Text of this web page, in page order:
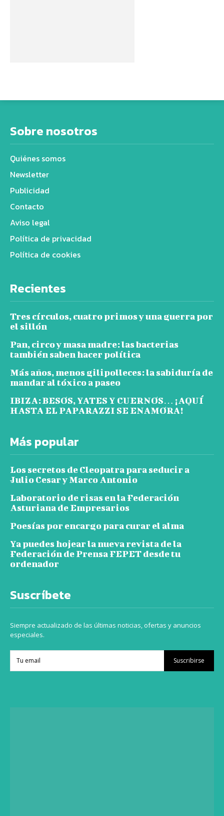
Sobre nosotros
Quiénes somos
Newsletter
Publicidad
Contacto
Aviso legal
Política de privacidad
Política de cookies
Recientes
Tres círculos, cuatro primos y una guerra por
el sillón
Pan, circo y masa madre: las bacterias
también saben hacer política
Más años, menos gilipolleces: la sabiduría de
mandar al tóxico a paseo
IBIZA: BESOS, YATES Y CUERNOS… ¡AQUÍ
HASTA EL PAPARAZZI SE ENAMORA!
Más popular
Los secretos de Cleopatra para seducir a
Julio Cesar y Marco Antonio
Laboratorio de risas en la Federación
Asturiana de Empresarios
Poesías por encargo para curar el alma
Ya puedes hojear la nueva revista de la
Federación de Prensa FEPET desde tu
ordenador
Suscríbete
Siempre actualizado de las últimas noticias, ofertas y anuncios
especiales.
Suscribirse